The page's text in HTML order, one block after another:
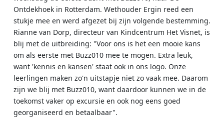
Ontdekhoek in Rotterdam. Wethouder Ergin reed een
stukje mee en werd afgezet bij zijn volgende bestemming.
Rianne van Dorp, directeur van Kindcentrum Het Visnet, is
blij met de uitbreiding: "Voor ons is het een mooie kans
om als eerste met Buzz010 mee te mogen. Extra leuk,
want 'kennis en kansen' staat ook in ons logo. Onze
leerlingen maken zo'n uitstapje niet zo vaak mee. Daarom
zijn we blij met Buzz010, want daardoor kunnen we in de
toekomst vaker op excursie en ook nog eens goed
georganiseerd en betaalbaar".